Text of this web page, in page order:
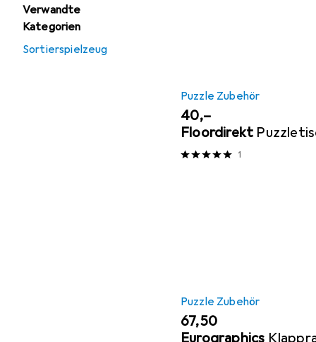
Verwandte
Kategorien
Sortierspielzeug
Puzzle Zubehör
EUR
40,–
Floordirekt
1
Puzzle Zubehör
EUR
67,50
Eurographics